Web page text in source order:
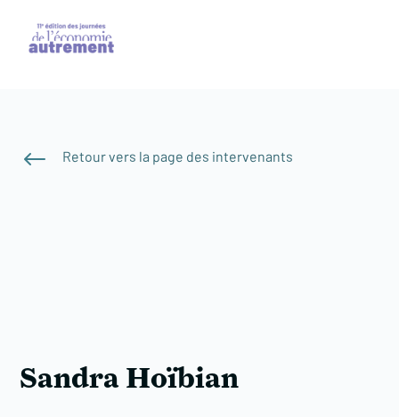
# Retour vers la page des intervenants
Sandra Hoïbian